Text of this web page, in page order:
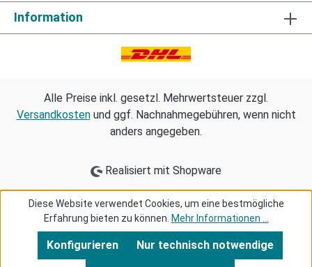
Information
Alle Preise inkl. gesetzl. Mehrwertsteuer zzgl.
Versandkostenund ggf. Nachnahmegebühren, wenn nicht
anders angegeben.
Realisiert mit Shopware
Diese Website verwendet Cookies, um eine bestmögliche
Erfahrung bieten zu können. Mehr Informationen ...
Nur technisch notwendige
Konfigurieren